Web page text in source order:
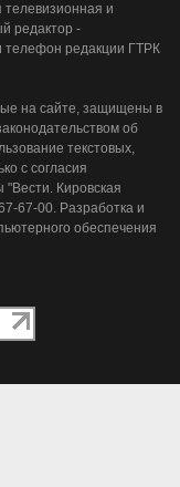
телевизионная и
редактор -
телефон редакции ГТРК
на сайте, защищены в
об
текстовых,
с согласия
Кировская
67-00. Разработка и
обеспечения